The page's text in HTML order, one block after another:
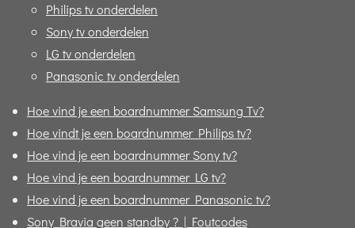
Philips tv onderdelen
Sony tv onderdelen
LG tv onderdelen
Panasonic tv onderdelen
Hoe vind je een boardnummer Samsung Tv?
Hoe vindt je een boardnummer Philips tv?
Hoe vind je een boardnummer Sony tv?
Hoe vind je een boardnummer LG tv?
Hoe vind je een boardnummer Panasonic tv?
Sony Bravia geen standby ? | Foutcodes